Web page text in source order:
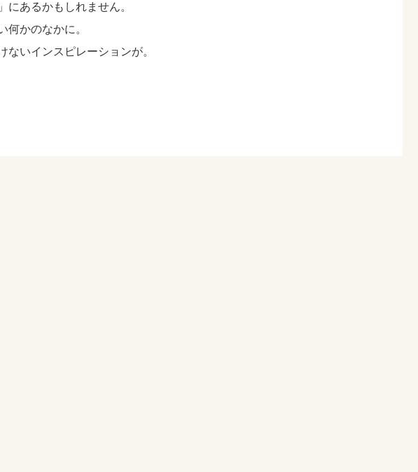
あるかもしれません。
何かのなかに。
いインスピレーションが。